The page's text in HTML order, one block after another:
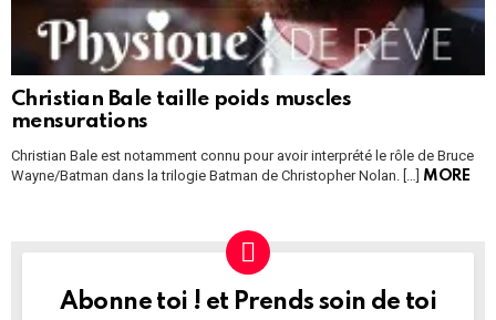
Christian Bale taille poids muscles
mensurations
Christian Bale est notamment connu pour avoir interprété le rôle de Bruce
Wayne/Batman dans la trilogie Batman de Christopher Nolan. […] MORE
NEWSLETTER
Abonne toi ! et Prends soin de toi